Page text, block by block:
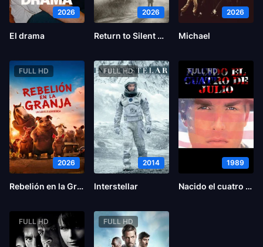
2026
El drama
2026
Return to Silent Hill
2026
Michael
FULL HD
2026
Rebelión en la Granja
FULL HD
2014
Interstellar
FULL HD
1989
Nacido el cuatro de julio
FULL HD FULL HD